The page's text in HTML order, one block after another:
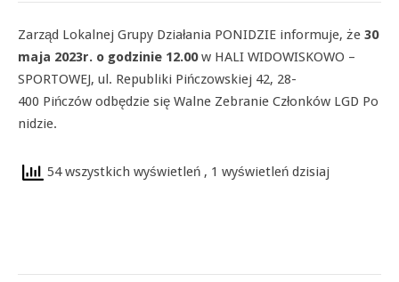
Zarząd Lokalnej Grupy Działania PONIDZIE informuje, że 30
maja 2023r. o godzinie 12.00w HALI WIDOWISKOWO –
SPORTOWEJ, ul. Republiki Pińczowskiej 42, 28-
400 Pińczów odbędzie się Walne Zebranie Członków LGD Po
nidzie.
54 wszystkich wyświetleń , 1 wyświetleń dzisiaj